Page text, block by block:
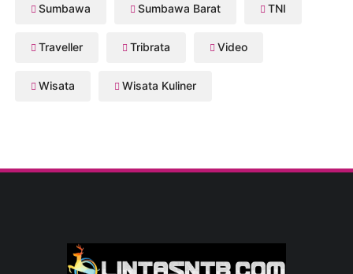
Sumbawa Sumbawa Barat TNI
Traveller Tribrata Video
Wisata Wisata Kuliner